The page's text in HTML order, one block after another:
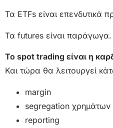
Τα ETFs είναι επενδυτικά
Τα futures είναι παράγωγα.
Το spot trading είναι η
Και τώρα θα λειτουργεί
margin
segregation χρημάτων
reporting